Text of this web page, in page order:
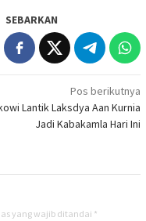
SEBARKAN
Pos berikutnya
Lantik Laksdya Aan Kurnia
Jadi Kabakamla Hari Ini
yang wajib ditandai *